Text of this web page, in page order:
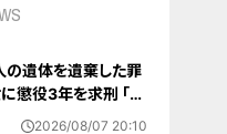
遺体を遺棄した罪
懲役3年を求刑 ｢遺
続けたこと自体が重
2026/08/07 20:10